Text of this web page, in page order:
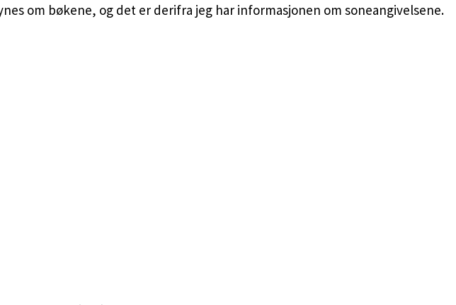
om bøkene, og det er derifra jeg har informasjonen om soneangivelsene.